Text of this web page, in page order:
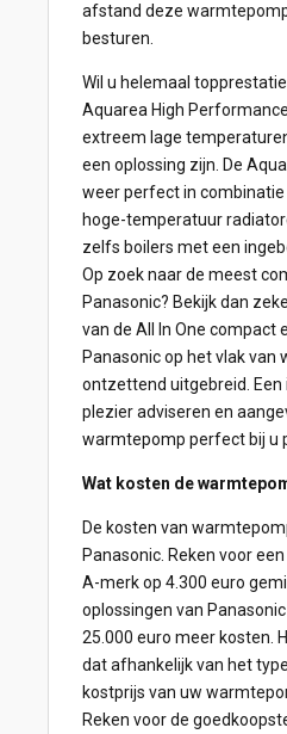
afstand deze
besturen.
Wil u helemaal
Aquarea High
extreem lage
een oplossing zijn. De
weer perfect in
hoge-temperatuur
zelfs boilers met een
Op zoek naar de meest
Panasonic? Bekijk dan
van de All In One compact
Panasonic op het vlak van
ontzettend uitgebreid.
plezier adviseren en
warmtepomp perfect bij u
Wat kosten de
De kosten van
Panasonic. Reken voor
A-merk op 4.300 euro
oplossingen van
25.000 euro meer kosten.
dat afhankelijk van het
kostprijs van uw
Reken voor de